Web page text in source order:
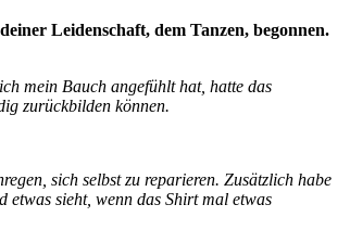
Leidenschaft, dem Tanzen, begonnen.
mein Bauch angefühlt hat, hatte das
zurückbilden können.
sich selbst zu reparieren. Zusätzlich habe
etwas sieht, wenn das Shirt mal etwas